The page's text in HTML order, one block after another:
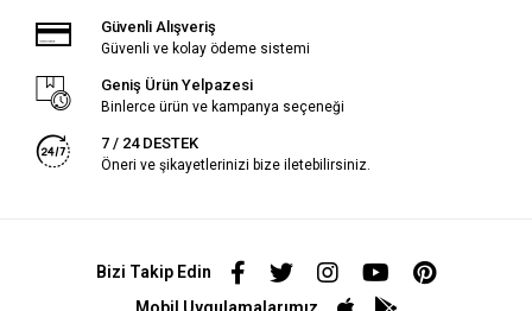
Güvenli Alışveriş
Güvenli ve kolay ödeme sistemi
Geniş Ürün Yelpazesi
Binlerce ürün ve kampanya seçeneği
7 / 24 DESTEK
Öneri ve şikayetlerinizi bize iletebilirsiniz.
Bizi Takip Edin